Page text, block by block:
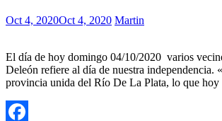
Oct 4, 2020Oct 4, 2020 Martin
El día de hoy domingo 04/10/2020 varios
Deleón refiere al día de nuestra independencia.
provincia unida del Río De La Plata, lo que